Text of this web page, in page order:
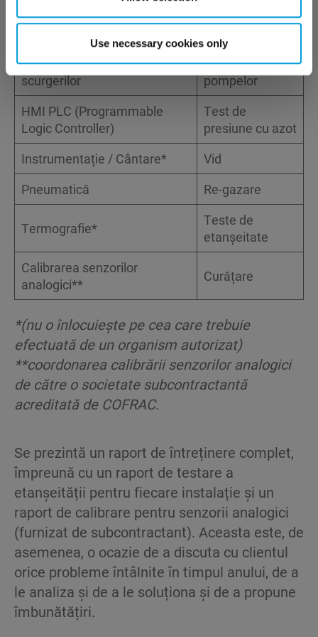
Use necessary cookies only
Teste de siguranță
înlocuirea
Teste de detectare a
scurgerilor
Întreținerea
pompelor
HMI PLC (Programmable
Logic Controller)
Test de
presiune cu azot
Instrumentație / Cântare*
Vid
Pneumatică
Re-gazare
Termografie*
Teste de
etanșeitate
Calibrarea senzorilor
analogici**
Curățare
*(nu o înlocuiește pe cea care trebuie
efectuată de un organism autorizat)
**coordonarea calibrării senzorilor analogici
de către o societate subcontractantă
acreditată de COFRAC.
Se prezintă un raport de întreținere complet,
împreună cu un raport de testare a
etanșeității pentru fiecare instalație și un
raport de calibrare pentru senzorii analogici
(furnizat de subcontractant). Aceasta este, de
asemenea, o ocazie de a discuta cu clientul
orice probleme întâlnite în timpul anului, de a
le analiza și de a le soluționa și de a propune
îmbunătățiri. ​